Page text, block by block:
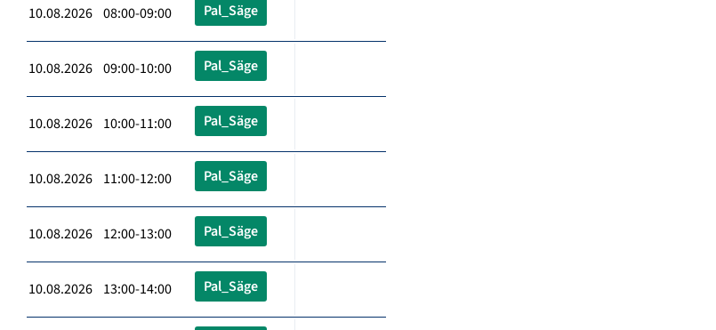
10.08.2026 08:00-09:00 Pal_Säge
10.08.2026 09:00-10:00 Pal_Säge
10.08.2026 10:00-11:00 Pal_Säge
10.08.2026 11:00-12:00 Pal_Säge
10.08.2026 12:00-13:00 Pal_Säge
10.08.2026 13:00-14:00 Pal_Säge